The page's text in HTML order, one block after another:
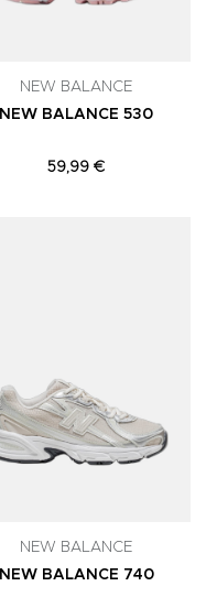
NEW BALANCE
NEW BALANCE 530
59,99 €
NEW BALANCE
NEW BALANCE 740